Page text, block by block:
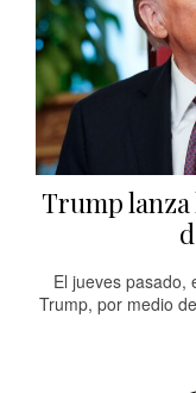
Trump
El jueves pasado,
Trump, por medio